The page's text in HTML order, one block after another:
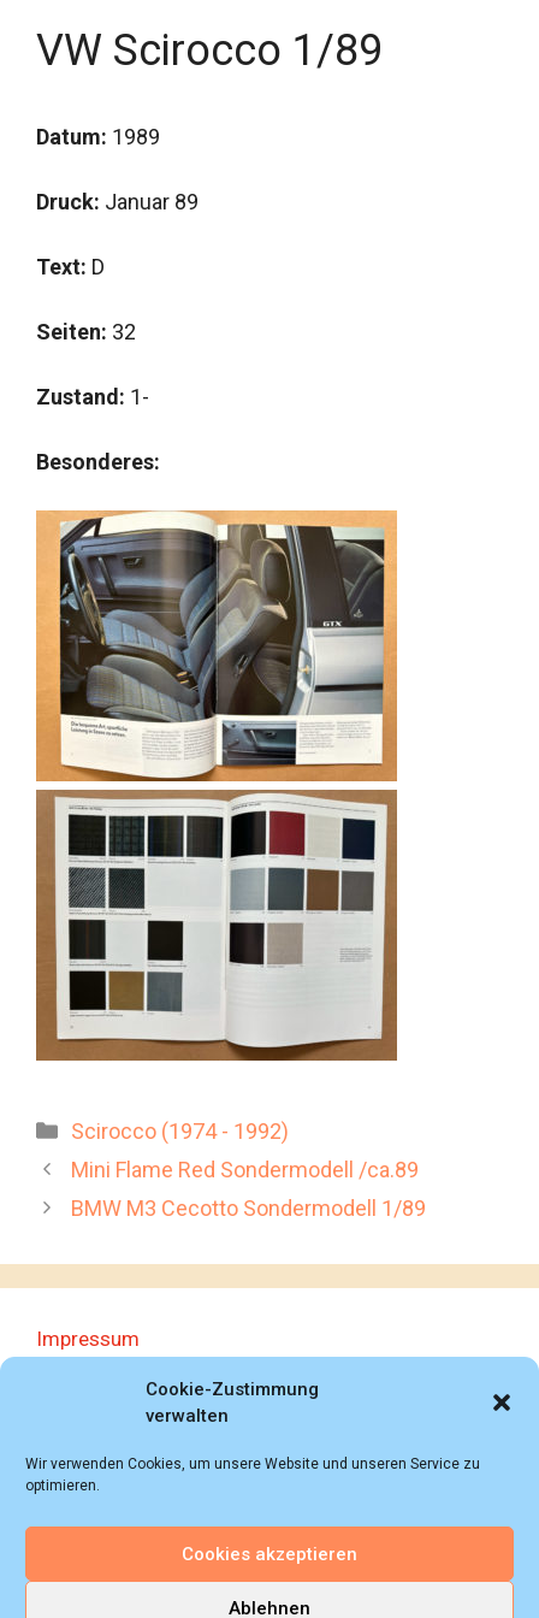
Cookie-Zustimmung
verwalten
Wir verwenden Cookies, um unsere Website und unseren Service zu
optimieren.
Cookies akzeptieren
Ablehnen
VW Scirocco 1/89
Datum: 1989
Druck: Januar 89
Text: D
Seiten: 32
Zustand: 1-
Besonderes:
Kategorien
Scirocco (1974 - 1992)
Mini Flame Red Sondermodell /ca.89
BMW M3 Cecotto Sondermodell 1/89
Impressum
Datenschutzerklärung
© 2018 - 2026 Autoprospektesammlung (Bernd